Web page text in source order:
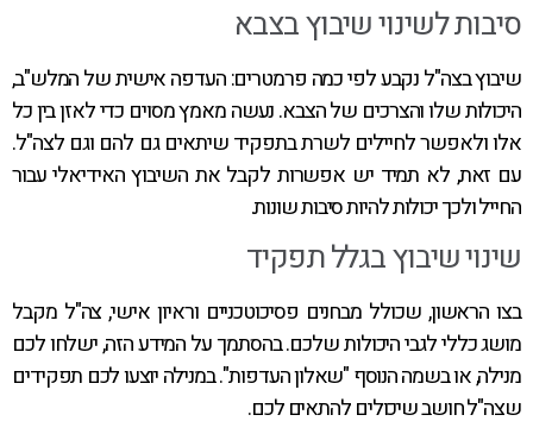
סיבות לשינוי שיבוץ בצבא
שיבוץ בצה"ל נקבע לפי כמה פרמטרים: העדפה אישית של המלש"ב,
היכולות שלו והצרכים של הצבא. נעשה מאמץ מסוים כדי לאזן בין כל
אלו ולאפשר לחיילים לשרת בתפקיד שיתאים גם להם וגם לצה"ל.
עם זאת, לא תמיד יש אפשרות לקבל את השיבוץ האידיאלי עבור
החייל ולכך יכולות להיות סיבות שונות.
שינוי שיבוץ בגלל תפקיד
בצו הראשון, שכולל מבחנים פסיכוטכניים וראיון אישי, צה"ל מקבל
מושג כללי לגבי היכולות שלכם. בהסתמך על המידע הזה, ישלחו לכם
מנילה, או בשמה הנוסף "שאלון העדפות". במנילה יוצעו לכם תפקידים
שצה"ל חושב שיכולים להתאים לכם.